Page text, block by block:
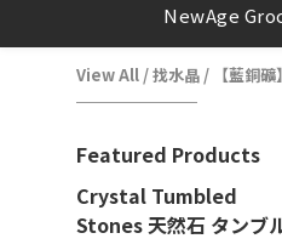
NewAge
View All /找水晶 / 【藍銅
Featured Products
Crystal Tumbled
Stones 天然石 タンブ